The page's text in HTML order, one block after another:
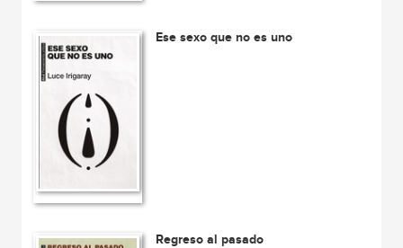
Ese sexo que no es uno
Regreso al pasado